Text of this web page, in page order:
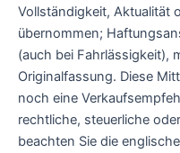
Vollständigkeit, Aktualität
übernommen;
(auch bei Fahrlässigkeit),
Originalfassung. Diese
noch eine
rechtliche, steuerliche
beachten Sie die